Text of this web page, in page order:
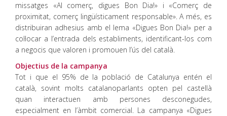
missatges «Al comerç, digues Bon Dia!» i «Comerç de
proximitat, comerç lingüísticament responsable». A més, es
distribuiran adhesius amb el lema «Digues Bon Dia!» per a
col·locar a l’entrada dels establiments, identificant-los com
a negocis que valoren i promouen l’ús del català.
Objectius de la campanya
Tot i que el 95% de la població de Catalunya entén el
català, sovint molts catalanoparlants opten pel castellà
quan interactuen amb persones desconegudes,
especialment en l’àmbit comercial. La campanya «Digues